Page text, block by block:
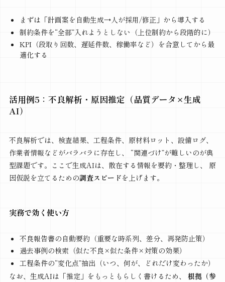
まずは「計画案を自動生成→人が採用/修正」から導入する
制約条件を“全部”入れようとしない（上位制約から段階的に）
KPI（段取り回数、遅延件数、稼働率など）を合意してから最
適化する
活用例5：不良解析・原因推定（品質データ×生成
AI）
不良解析では、検査結果、工程条件、原材料ロット、設備ログ、
作業者情報などがバラバラに存在し、 “関連づけ”が難しいのが典
型課題です。ここで生成AIは、散在する情報を要約・整理し、 原
因仮説を立てるための調査スピードを上げます。
実務で効く使い方
不良報告書の自動要約（重要な時系列、差分、再発防止策）
過去事例の検索（似た不良×似た条件×対策の効果）
工程条件の“変化点”抽出（いつ、何が、どれだけ変わったか）
なお、生成AIは「推定」をもっともらしく書けるため、 根拠（参